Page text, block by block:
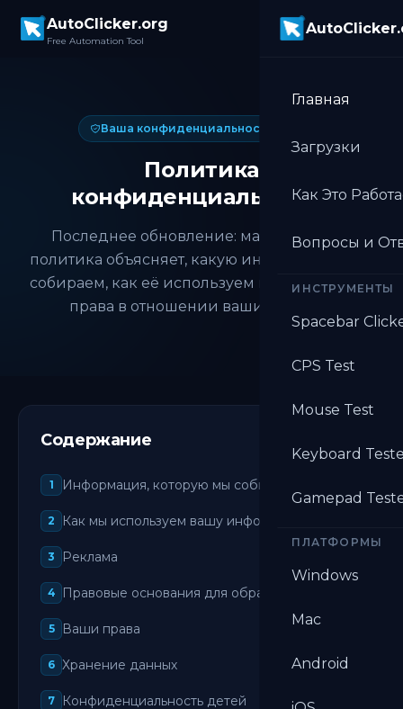
AutoClicker.org
Free Automation Tool
Главная
Загрузки
Как Это
Вопросы и
ИНСТРУМЕНТЫ
Spacebar
CPS Test
Mouse Test
Keyboard
Gamepad
ПЛАТФОРМЫ
Windows
Mac
Android
Ваша конфиденциальность важна
Политика
конфиденциальности
Последнее обновление: май 2026 г. Эта
политика объясняет, какую информацию мы
собираем, как её используем и каковы ваши
права в отношении ваших данных.
Содержание
1 Информация, которую мы собираем
2 Как мы используем вашу информацию
3 Реклама
4 Правовые основания для обработки
5 Ваши права
6 Хранение данных
7 Конфиденциальность детей